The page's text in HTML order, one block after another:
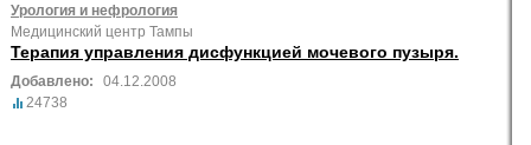
Урология и нефрология
Медицинский центр Тампы
Терапия управления дисфункцией мочевого пузыря.
Добавлено:
04.12.2008
24738